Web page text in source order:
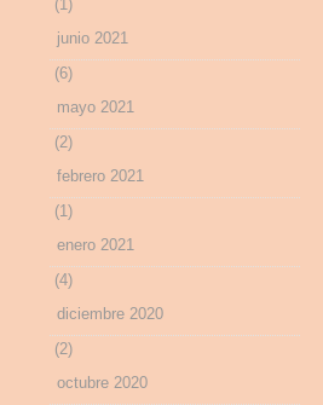
(1)
junio 2021
(6)
mayo 2021
(2)
febrero 2021
(1)
enero 2021
(4)
diciembre 2020
(2)
octubre 2020